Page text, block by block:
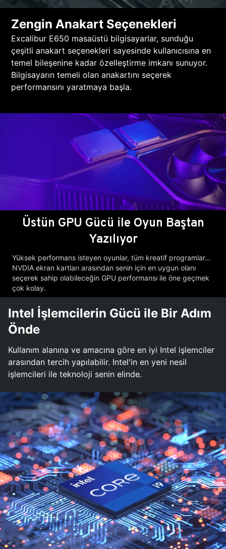
Zengin Anakart Seçenekleri
Excalibur E650 masaüstü bilgisayarlar, sunduğu
çeşitli anakart seçenekleri sayesinde kullanıcısına en
temel bileşenine kadar özelleştirme imkanı sunuyor.
Bilgisayarın temeli olan anakartını seçerek
performansını yaratmaya başla.
Üstün GPU Gücü ile Oyun Baştan
Yazılıyor
Yüksek performans isteyen oyunlar, tüm kreatif programlar...
NVDIA ekran kartları arasından senin için en uygun olanı
seçerek sahip olabileceğin GPU performansı ile öne geçmek
çok kolay.
Intel İşlemcilerin Gücü ile Bir Adım
Önde
Kullanım alanına ve amacına göre en iyi Intel işlemciler
arasından tercih yapılabilir. Intel'in en yeni nesil
işlemcileri ile teknoloji senin elinde.